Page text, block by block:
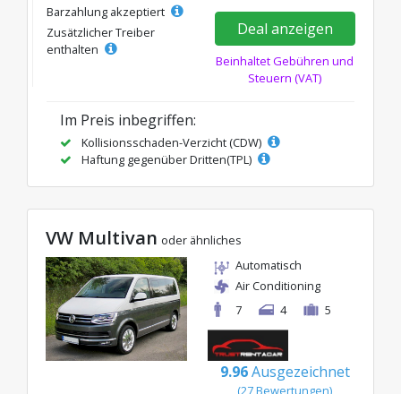
Barzahlung akzeptiert
Zusätzlicher Treiber
enthalten
Deal anzeigen
Beinhaltet Gebühren und
Steuern (VAT)
Im Preis inbegriffen:
Kollisionsschaden-Verzicht (CDW)
Haftung gegenüber Dritten(TPL)
VW Multivan oder ähnliches
Automatisch
Air Conditioning
7
4 5
9.96 Ausgezeichnet
(27 Bewertungen)